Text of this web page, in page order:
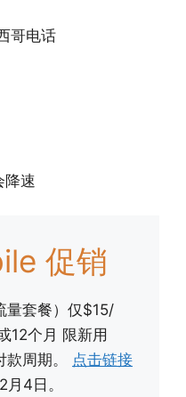
哥电话
降速
促销
量套餐）仅$15/
12个月 限新用
款周期。 点击链接
4日。